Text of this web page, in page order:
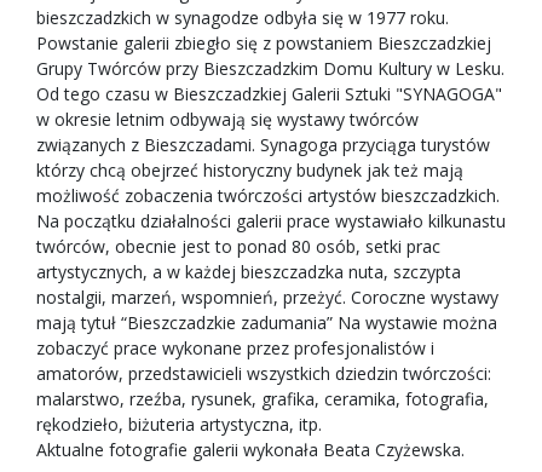
bieszczadzkich w synagodze odbyła się w 1977 roku.
Powstanie galerii zbiegło się z powstaniem Bieszczadzkiej
Grupy Twórców przy Bieszczadzkim Domu Kultury w Lesku.
Od tego czasu w Bieszczadzkiej Galerii Sztuki "SYNAGOGA"
w okresie letnim odbywają się wystawy twórców
związanych z Bieszczadami. Synagoga przyciąga turystów
którzy chcą obejrzeć historyczny budynek jak też mają
możliwość zobaczenia twórczości artystów bieszczadzkich.
Na początku działalności galerii prace wystawiało kilkunastu
twórców, obecnie jest to ponad 80 osób, setki prac
artystycznych, a w każdej bieszczadzka nuta, szczypta
nostalgii, marzeń, wspomnień, przeżyć. Coroczne wystawy
mają tytuł “Bieszczadzkie zadumania” Na wystawie można
zobaczyć prace wykonane przez profesjonalistów i
amatorów, przedstawicieli wszystkich dziedzin twórczości:
malarstwo, rzeźba, rysunek, grafika, ceramika, fotografia,
rękodzieło, biżuteria artystyczna, itp.
Aktualne fotografie galerii wykonała Beata Czyżewska.